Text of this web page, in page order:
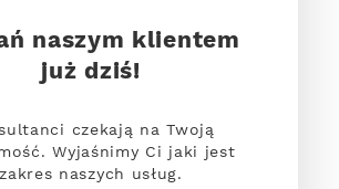
naszym klientem
już dziś!
czekają na Twoją
Wyjaśnimy Ci jaki jest
zakres naszych usług.